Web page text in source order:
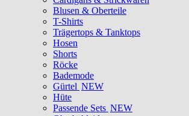
Blusen & Oberteile
T-Shirts
Trägertops & Tanktops
Hosen
Shorts
Röcke
Bademode
Gürtel NEW
Hüte
Passende Sets NEW